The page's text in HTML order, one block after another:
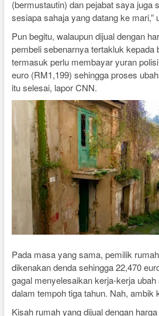
(bermustautin) dan pejabat saya juga
sesiapa sahaja yang datang ke mari,”
Pun begitu, walaupun dijual dengan
pembeli sebenarnya tertakluk kepada
termasuk perlu membayar yuran
euro (RM1,199) sehingga proses
itu selesai, lapor CNN.
Pada masa yang sama, pemilik
dikenakan denda sehingga 22,470
gagal menyelesaikan kerja-kerja
dalam tempoh tiga tahun. Nah, ambik
Kisah rumah yang dijual dengan